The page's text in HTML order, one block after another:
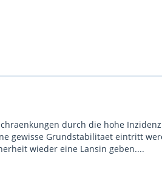
durch die hohe
gewisse Grundstabilitaet eintritt
wieder eine Lansin geben....